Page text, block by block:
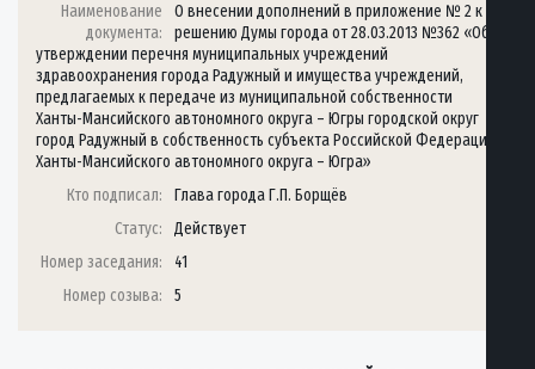
Наименование
документа:
О внесении дополнений в приложение № 2 к
решению Думы города от 28.03.2013 №362 «Об
утверждении перечня муниципальных учреждений
здравоохранения города Радужный и имущества учреждений,
предлагаемых к передаче из муниципальной собственности
Ханты-Мансийского автономного округа – Югры городской округ
город Радужный в собственность субъекта Российской Федерации
Ханты-Мансийского автономного округа – Югра»
Кто подписал:
Глава города Г.П. Борщёв
Статус:
Действует
Номер заседания:
41
Номер созыва:
5